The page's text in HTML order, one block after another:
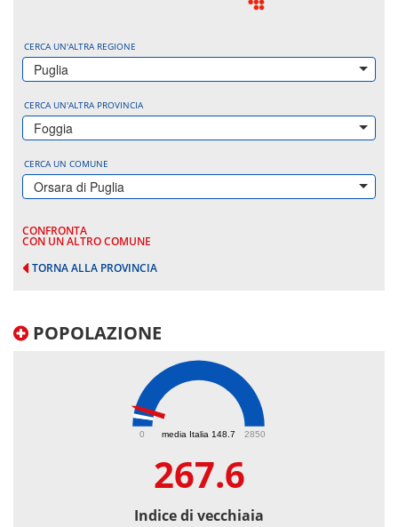
CERCA UN'ALTRA REGIONE
Puglia
CERCA UN'ALTRA PROVINCIA
Foggia
CERCA UN COMUNE
Orsara di Puglia
CONFRONTA
CON UN ALTRO COMUNE
TORNA ALLA PROVINCIA
POPOLAZIONE
media Italia 148.7
0 2850
267.6
Indice di vecchiaia